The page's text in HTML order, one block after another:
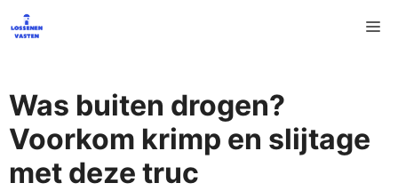
naar
Was buiten drogen?
Voorkom krimp en slijtage
met deze truc